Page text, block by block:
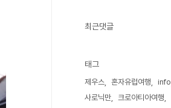
최근댓글
태그
제우스 혼자유럽여행 info
사로닉만
크로아티아여행